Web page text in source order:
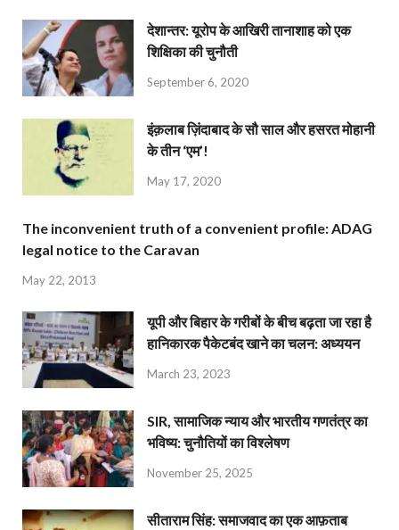
देशान्‍तर: यूरोप के आखिरी तानाशाह को एक
शिक्षिका की चुनौती
September 6, 2020
इंक़लाब ज़िंदाबाद के सौ साल और हसरत मोहानी
के तीन ‘एम’!
May 17, 2020
The inconvenient truth of a convenient profile: ADAG
legal notice to the Caravan
May 22, 2013
यूपी और बिहार के गरीबों के बीच बढ़ता जा रहा है
हानिकारक पैकेटबंद खाने का चलन: अध्ययन
March 23, 2023
SIR, सामाजिक न्याय और भारतीय गणतंत्र का
भविष्य: चुनौतियों का विश्लेषण
November 25, 2025
सीताराम सिंह: समाजवाद का एक आफ़ताब